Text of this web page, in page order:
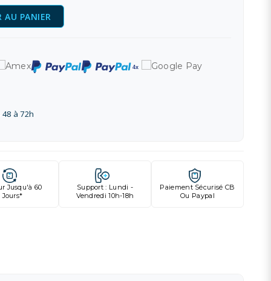
AU PANIER
à 72h
Jusqu'à 60
Jours*
Support : Lundi -
Vendredi 10h-18h
Paiement Sécurisé CB
Ou Paypal